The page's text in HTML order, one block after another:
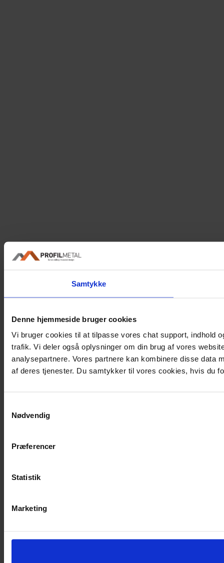
Samtykke
Denne hjemmeside bruger cookies
Vi bruger cookies til at tilpasse vores chat support, indhold
trafik. Vi deler også oplysninger om din brug af vores
analysepartnere. Vores partnere kan kombinere disse data
af deres tjenester. Du samtykker til vores cookies, hvis du
Nødvendig
Præferencer
Statistik
Marketing